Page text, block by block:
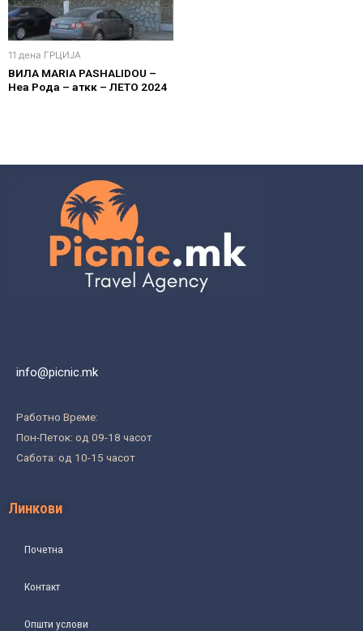
11 дена ГРЦИЈА
ВИЛА MARIA PASHALIDOU –
Неа Рода – аткк – ЛЕТО 2024
info@picnic.mk
Работно Време:
Пон-Петок: од 09-18 часот
Сабота: од 10-15 часот
Линкови
Почетна
Контакт
Општи услови